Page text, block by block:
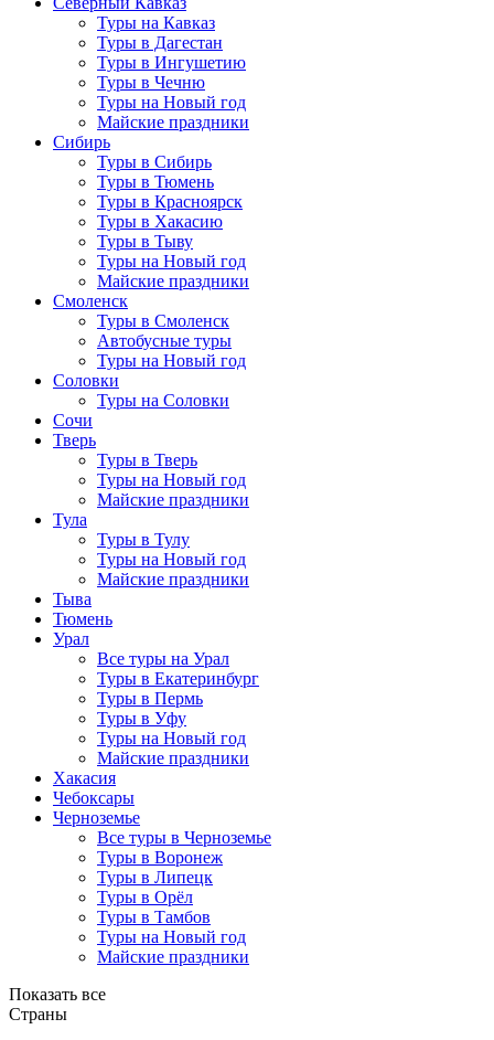
Туры на Кавказ
Туры в Дагестан
Туры в Ингушетию
Туры в Чечню
Туры на Новый год
Майские праздники
Сибирь
Туры в Сибирь
Туры в Тюмень
Туры в Красноярск
Туры в Хакасию
Туры в Тыву
Туры на Новый год
Майские праздники
Смоленск
Туры в Смоленск
Автобусные туры
Туры на Новый год
Соловки
Туры на Соловки
Сочи
Тверь
Туры в Тверь
Туры на Новый год
Майские праздники
Тула
Туры в Тулу
Туры на Новый год
Майские праздники
Тыва
Тюмень
Урал
Все туры на Урал
Туры в Екатеринбург
Туры в Пермь
Туры в Уфу
Туры на Новый год
Майские праздники
Хакасия
Чебоксары
Черноземье
Все туры в Черноземье
Туры в Воронеж
Туры в Липецк
Туры в Орёл
Туры в Тамбов
Туры на Новый год
Майские праздники
Показать все
Страны